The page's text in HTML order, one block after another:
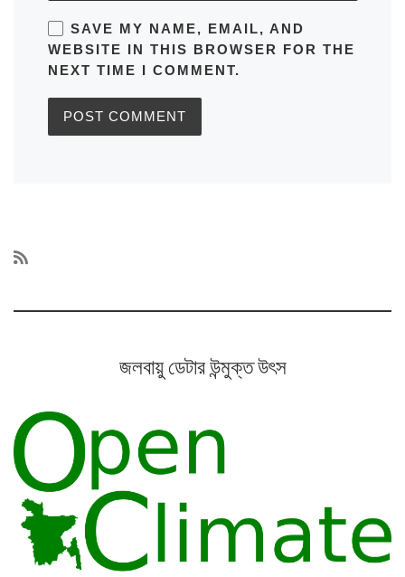
SAVE MY NAME, EMAIL, AND
WEBSITE IN THIS BROWSER FOR THE
NEXT TIME I COMMENT.
জলবায়ু ডেটার উন্মুক্ত উৎস